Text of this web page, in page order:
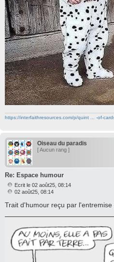
https://interfaithresources.com/p/quint ... -of-
Oiseau du paradis
[ Aucun rang ]
Re: Espace humour
Ecrit le 02 août25, 08:14
M
s
a
02 août25, 08:14
Trait d'humour reçu par